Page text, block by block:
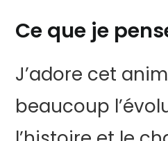
Ce que je
J’adore cet
beaucoup